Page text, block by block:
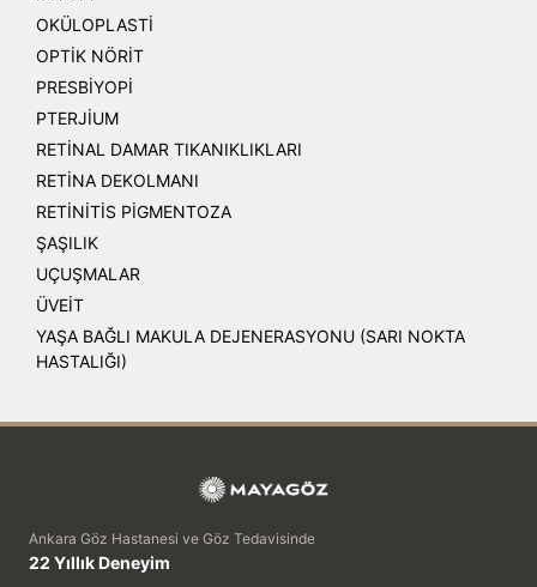
OKÜLOPLASTİ
OPTİK NÖRİT
PRESBİYOPİ
PTERJİUM
RETİNAL DAMAR TIKANIKLIKLARI
RETİNA DEKOLMANI
RETİNİTİS PİGMENTOZA
ŞAŞILIK
UÇUŞMALAR
ÜVEİT
YAŞA BAĞLI MAKULA DEJENERASYONU (SARI NOKTA
HASTALIĞI)
Ankara Göz Hastanesi ve Göz Tedavisinde
22 Yıllık Deneyim